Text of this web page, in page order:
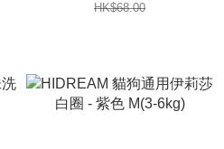
HK$68.00